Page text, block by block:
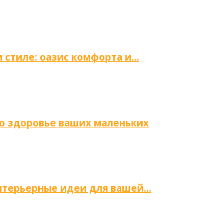
стиле: оазис комфорта и…
здоровье ваших маленьких
идеи для вашей…